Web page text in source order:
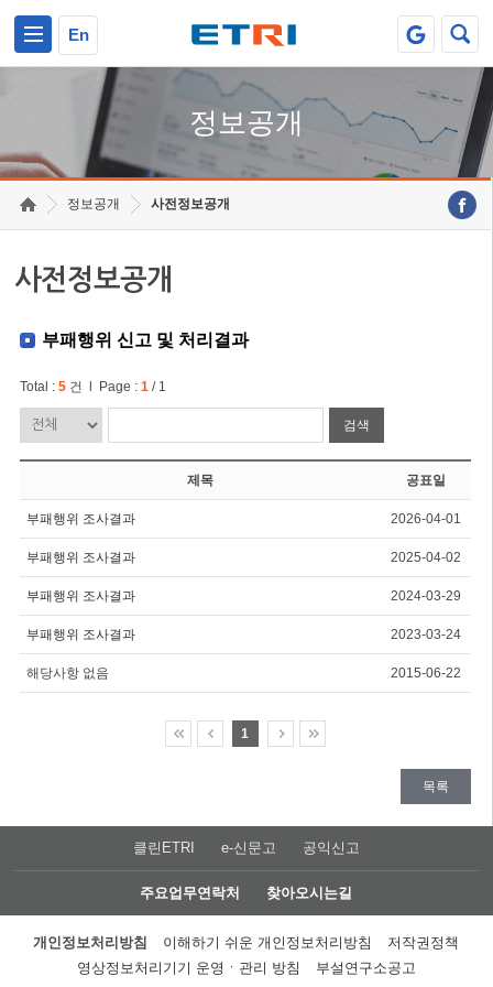
En
정보공개
정보공개 사전정보공개
사전정보공개
부패행위 신고 및 처리결과
Total : 5건 l Page : 1/ 1
검색
제목 공표일
부패행위 조사결과 2026-04-01
부패행위 조사결과 2025-04-02
부패행위 조사결과 2024-03-29
부패행위 조사결과 2023-03-24
해당사항 없음 2015-06-22
1
목록
클린ETRI e-신문고 공익신고
주요업무연락처 찾아오시는길
개인정보처리방침 이해하기 쉬운 개인정보처리방침
저작권정책
영상정보처리기기 운영ㆍ관리 방침
부설연구소공고